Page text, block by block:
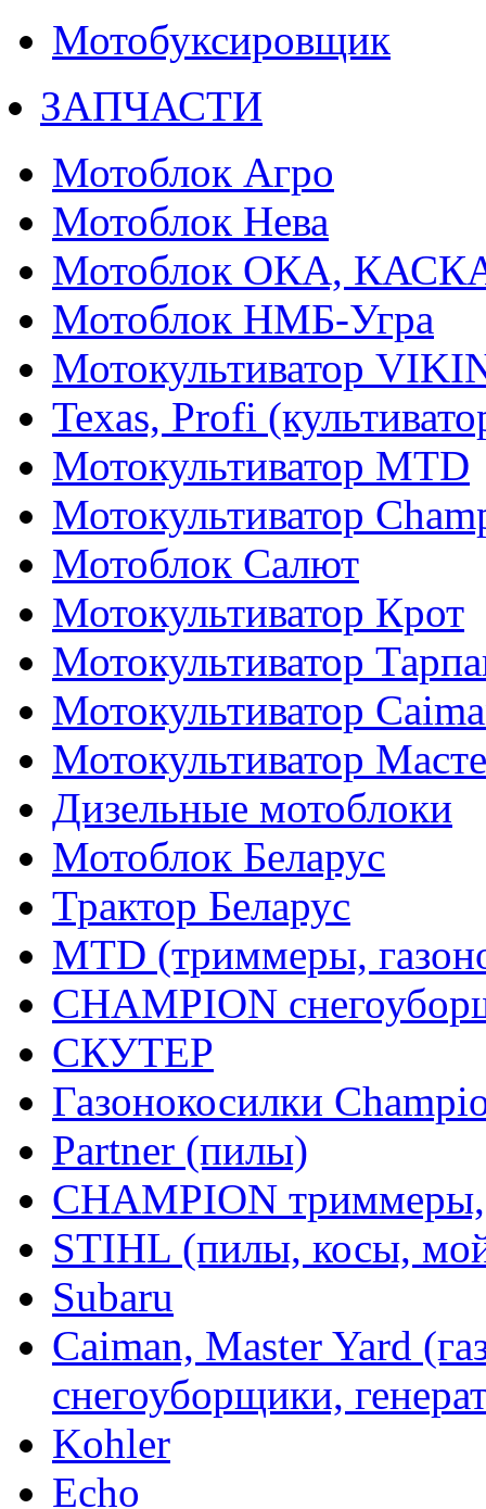
Мотобуксировщик
ЗАПЧАСТИ
Мотоблок Агро
Мотоблок Нева
Мотоблок ОКА,
Мотоблок НМБ-Угра
Мотокультиватор
Texas, Profi
Мотокультиватор MTD
Мотокультиватор
Мотоблок Салют
Мотокультиватор Крот
Мотокультиватор
Мотокультиватор
Мотокультиватор
Дизельные мотоблоки
Мотоблок Беларус
Трактор Беларус
MTD (триммеры,
CHAMPION
СКУТЕР
Газонокосилки
Partner (пилы)
CHAMPION
STIHL (пилы, косы,
Subaru
Caiman, Master Yard
снегоуборщики,
Kohler
Echo